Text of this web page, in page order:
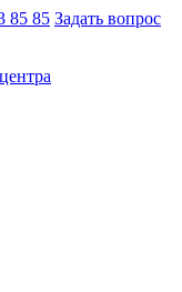
85 85 Задать вопрос